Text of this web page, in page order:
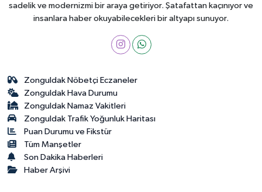
sadelik ve modernizmi bir araya getiriyor. Şatafattan kaçınıyor ve
insanlara haber okuyabilecekleri bir altyapı sunuyor.
Zonguldak Nöbetçi Eczaneler
Zonguldak Hava Durumu
Zonguldak Namaz Vakitleri
Zonguldak Trafik Yoğunluk Haritası
Puan Durumu ve Fikstür
Tüm Manşetler
Son Dakika Haberleri
Haber Arşivi